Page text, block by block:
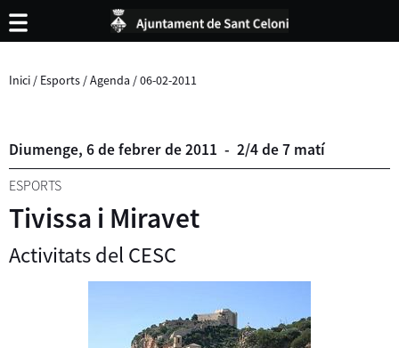
Inici / Esports /Agenda /06-02-2011
Diumenge, 6defebrerde2011 - 2/4 de 7 matí
ESPORTS
Tivissa i Miravet
Activitats del CESC